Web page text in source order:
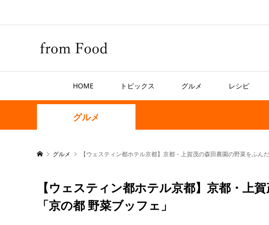
HOME トピックス グルメ レシピ
グルメ
グルメ 【ウェスティン都ホテル京都】京都・上賀茂の森田農園の野菜をふん
【ウェスティン都ホテル京都】京都・上
「京の都 野菜ブッフェ」